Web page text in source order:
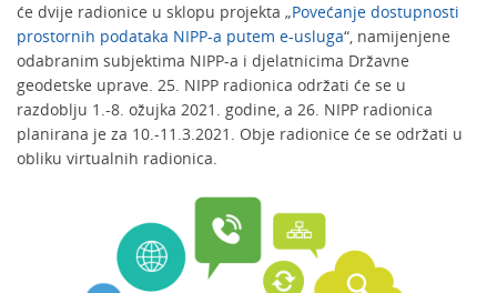
će dvije radionice u sklopu projekta „Povećanje dostupnosti
prostornih podataka NIPP-a putem e-usluga“, namijenjene
odabranim subjektima NIPP-a i djelatnicima Državne
geodetske uprave. 25. NIPP radionica održati će se u
razdoblju 1.-8. ožujka 2021. godine, a 26. NIPP radionica
planirana je za 10.-11.3.2021. Obje radionice će se održati u
obliku virtualnih radionica.